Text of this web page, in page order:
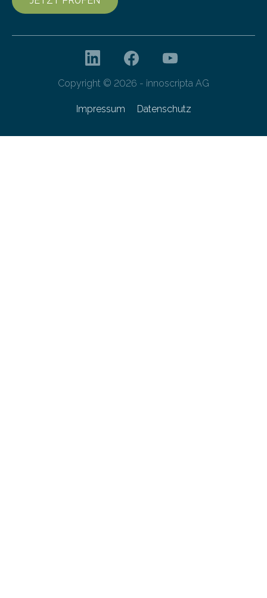
Copyright © 2026 - innoscripta AG
Impressum Datenschutz